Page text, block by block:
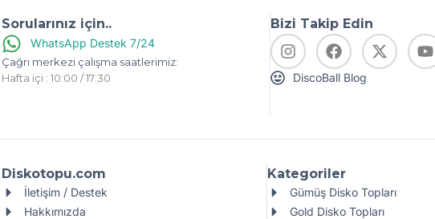
Sorularınız için..
WhatsApp Destek 7/24
Çağrı merkezi çalışma saatlerimiz:
Hafta içi : 10:00 / 17:30
Bizi Takip Edin
DiscoBall Blog
Diskotopu.com
İletişim / Destek
Hakkımızda
Kategoriler
Gümüş Disko Topları
Gold Disko Topları